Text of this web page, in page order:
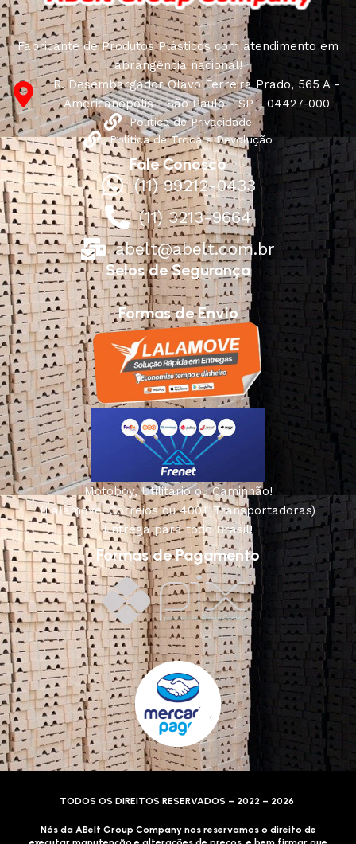
Fabricante de Produtos Plásticos com atendimento em
abrangência nacional!
R. Desembargador Olavo Ferreira Prado, 565 A -
Americanópolis - São Paulo - SP - 04427-000
Política de Privacidade
Política de Troca e Devolução
Fale Conosco
(11) 99212-0433
(11) 3213-9664
abelt@abelt.com.br
Selos de Segurança
Formas de Envio
Motoboy, Utilitário ou Caminhão!
(Lalamove, Correios ou 400+ Transportadoras)
Entrega para todo Brasil!
Formas de Pagamento
TODOS OS DIREITOS RESERVADOS – 2022 – 2026
Nós da ABelt Group Company nos reservamos o direito de